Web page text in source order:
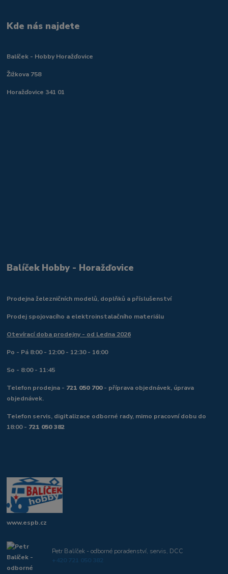
Kde nás najdete
Balíček - Hobby Horažďovice
Žižkova 758
Horažďovice 341 01
Balíček Hobby - Horažďovice
Prodejna železničních modelů, doplňků a příslušenství
Prodej spojovacího a elektroinstalačního materiálu
Otevírací doba prodejny - od Ledna 2026
Po - Pá 8:00 - 12:00 - 12:30 - 16:00
So - 8:00 - 11:45
Telefon prodejna - 721 050 700- příprava objednávek, úprava
objednávek.
Telefon servis, digitalizace odborné rady, mimo pracovní dobu do
18:00 - 721 050 382
www.espb.cz
Petr Balíček - odborné poradenství, servis, DCC
+420 721 050 382